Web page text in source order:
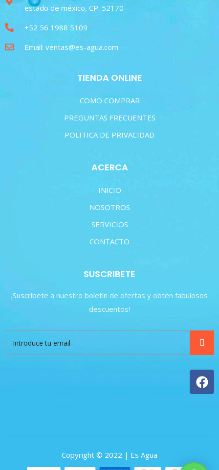
estado de méxico, CP: 52170
+52 56 1988 5109
Email: ventas@es-agua.com
TIENDA ONLINE
COMO COMPRAR
PREGUNTAS FRECUENTES
POLITICA DE PRIVACIDAD
ACERCA
INICIO
NOSOTROS
SERVICIOS
CONTACTO
SUSCRIBETE
¡Suscríbete a nuestro boletín de ofertas y obtén fabulosos
descuentos!
Copyright © 2022 | Es Agua